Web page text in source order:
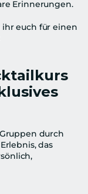
Erinnerungen.
euch für einen
Gruppen durch
das